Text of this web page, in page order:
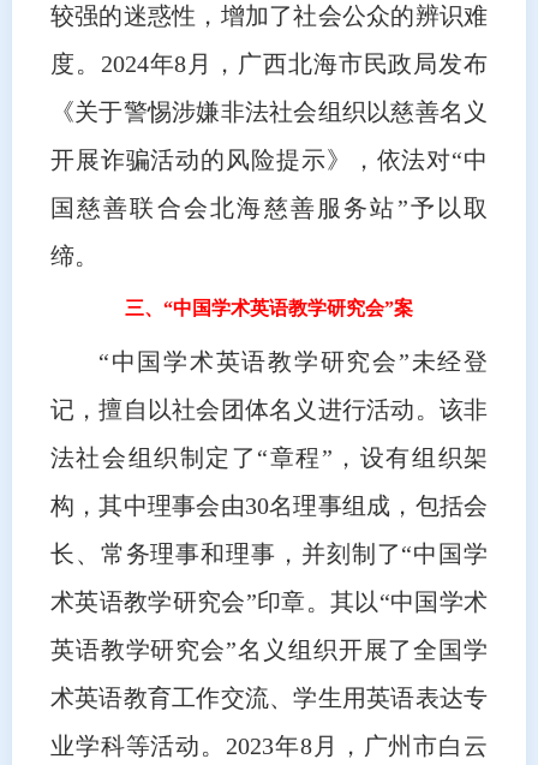
较强的迷惑性，增加了社会公众的辨识难
度。2024年8月，广西北海市民政局发布
《关于警惕涉嫌非法社会组织以慈善名义
开展诈骗活动的风险提示》，依法对“中
国慈善联合会北海慈善服务站”予以取
缔。
三、“中国学术英语教学研究会”案
“中国学术英语教学研究会”未经登
记，擅自以社会团体名义进行活动。该非
法社会组织制定了“章程”，设有组织架
构，其中理事会由30名理事组成，包括会
长、常务理事和理事，并刻制了“中国学
术英语教学研究会”印章。其以“中国学术
英语教学研究会”名义组织开展了全国学
术英语教育工作交流、学生用英语表达专
业学科等活动。2023年8月，广州市白云